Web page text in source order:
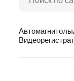
Автомагнитолы